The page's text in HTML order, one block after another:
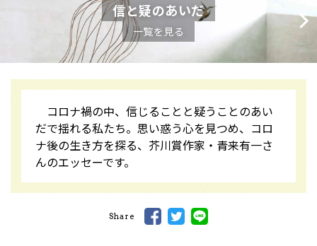
信と疑のあいだ
一覧を見る
コロナ禍の中、信じることと疑うことのあい
だで揺れる私たち。思い惑う心を見つめ、コロ
ナ後の生き方を探る、芥川賞作家・青来有一さ
んのエッセーです。
Share